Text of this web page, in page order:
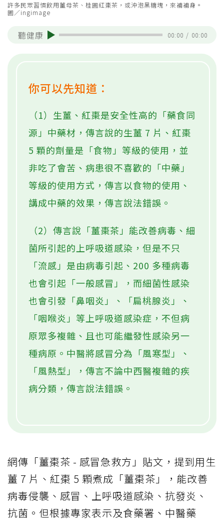
許多民眾習慣飲用薑母茶、桂圓紅棗茶，或沖泡黑糖塊，來補補身。
圖／ingimage
聽健康 00:00 / 00:00
你可以先知道：
（1）生薑、紅棗是安全性高的「藥食同
源」中藥材，傳言說的生薑 7 片、紅棗
5 顆的劑量是「食物」等級的使用，並
非吃了會苦、病患很不喜歡的「中藥」
等級的使用方式，傳言以食物的使用、
講成中藥的效果，傳言說法錯誤。
（2）傳言說「薑棗茶」能改善病毒、細
菌所引起的上呼吸道感染，但是不只
「流感」是由病毒引起、200 多種病毒
也會引起「一般感冒」，而細菌性感染
也會引發「鼻咽炎」、「扁桃腺炎」、
「咽喉炎」等上呼吸道感染症，不但病
原眾多複雜、且也可能繼發性感染另一
種病原。中醫將感冒分為「風寒型」、
「風熱型」，傳言不論中西醫複雜的疾
病分類，傳言說法錯誤。
網傳「薑棗茶 - 感冒急救方」貼文，提到用生
薑 7 片、紅棗 5 顆煮成「薑棗茶」，能改善
病毒侵襲、感冒、上呼吸道感染、抗發炎、
抗菌。但根據專家表示及食藥署、中醫藥